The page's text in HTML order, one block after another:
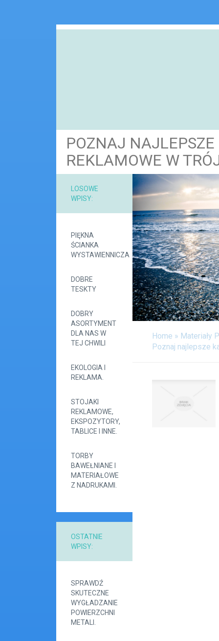
POZNAJ
REKLAMOWE W
LOSOWE
WPISY:
PIĘKNA
ŚCIANKA
WYSTAWIENNICZA
DOBRE
TESKTY
DOBRY
ASORTYMENT
DLA NAS W
TEJ CHWILI
EKOLOGIA I
REKLAMA.
STOJAKI
REKLAMOWE,
EKSPOZYTORY,
TABLICE I INNE.
TORBY
BAWEŁNIANE I
MATERIAŁOWE
Z NADRUKAMI.
OSTATNIE
WPISY:
SPRAWDŹ
SKUTECZNE
WYGŁADZANIE
POWIERZCHNI
METALI.
Home » Materiały
Poznaj najlepsze